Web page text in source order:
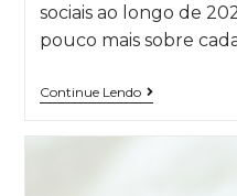
sociais ao longo de
pouco mais sobre
Continue Lendo